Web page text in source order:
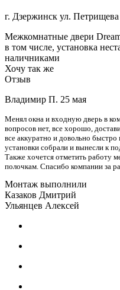
г. Дзержинск ул. Петрищева
Межкомнатные двери
в том числе, установка
наличниками
Хочу так же
Отзыв
Владимир П. 25 мая
Менял окна и входную дверь в
вопросов нет, все хорошо,
все аккуратно и довольно
установки собрали и вынесли к
Также хочется отметить работу
полочкам. Спасибо компании за
Монтаж выполнили
Казаков Дмитрий
Ульянцев Алексей